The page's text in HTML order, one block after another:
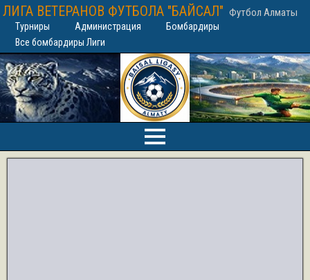
ЛИГА ВЕТЕРАНОВ ФУТБОЛА "БАЙСАЛ" Футбол Алматы
Турниры Администрация
Бомбардиры
Все бомбардиры Лиги